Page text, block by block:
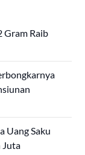
Gram Raib
Uang Saku
Juta